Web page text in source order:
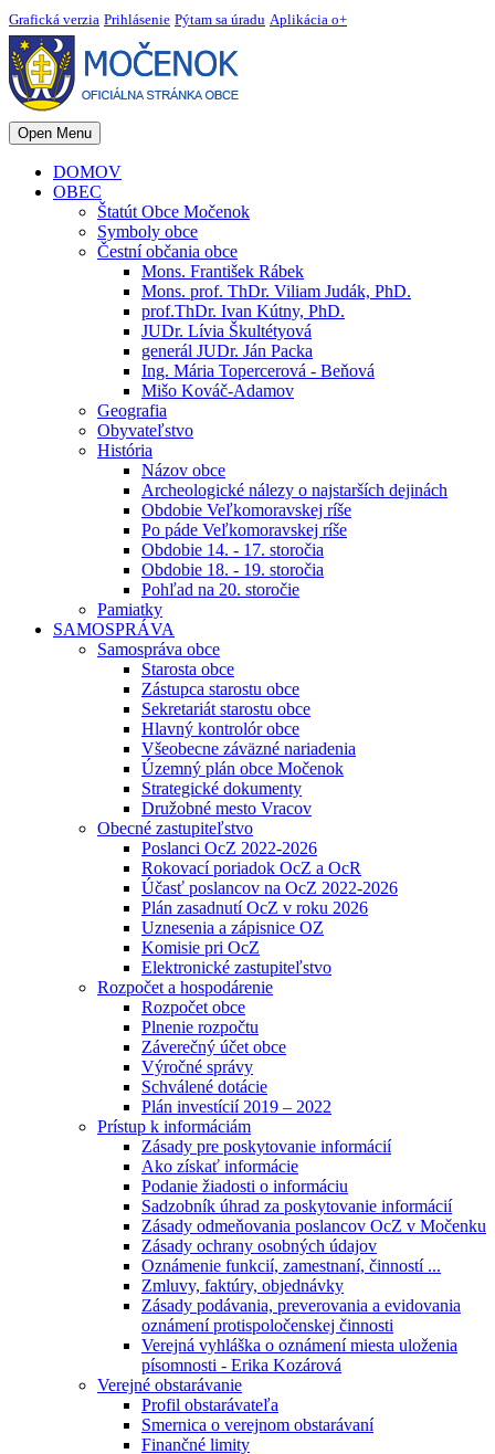
Grafická verzia Prihlásenie Pýtam sa úradu Aplikácia o+
Open Menu
DOMOV
OBEC
Štatút Obce Močenok
Symboly obce
Čestní občania obce
Mons. František Rábek
Mons. prof. ThDr. Viliam Judák, PhD.
prof.ThDr. Ivan Kútny, PhD.
JUDr. Lívia Škultétyová
generál JUDr. Ján Packa
Ing. Mária Topercerová - Beňová
Mišo Kováč-Adamov
Geografia
Obyvateľstvo
História
Názov obce
Archeologické nálezy o najstarších dejinách
Obdobie Veľkomoravskej ríše
Po páde Veľkomoravskej ríše
Obdobie 14. - 17. storočia
Obdobie 18. - 19. storočia
Pohľad na 20. storočie
Pamiatky
SAMOSPRÁVA
Samospráva obce
Starosta obce
Zástupca starostu obce
Sekretariát starostu obce
Hlavný kontrolór obce
Všeobecne záväzné nariadenia
Územný plán obce Močenok
Strategické dokumenty
Družobné mesto Vracov
Obecné zastupiteľstvo
Poslanci OcZ 2022-2026
Rokovací poriadok OcZ a OcR
Účasť poslancov na OcZ 2022-2026
Plán zasadnutí OcZ v roku 2026
Uznesenia a zápisnice OZ
Komisie pri OcZ
Elektronické zastupiteľstvo
Rozpočet a hospodárenie
Rozpočet obce
Plnenie rozpočtu
Záverečný účet obce
Výročné správy
Schválené dotácie
Plán investícií 2019 – 2022
Prístup k informáciám
Zásady pre poskytovanie informácií
Ako získať informácie
Podanie žiadosti o informáciu
Sadzobník úhrad za poskytovanie informácií
Zásady odmeňovania poslancov OcZ v Močenku
Zásady ochrany osobných údajov
Oznámenie funkcií, zamestnaní, činností ...
Zmluvy, faktúry, objednávky
Zásady podávania, preverovania a evidovania
oznámení protispoločenskej činnosti
Verejná vyhláška o oznámení miesta uloženia
písomnosti - Erika Kozárová
Verejné obstarávanie
Profil obstarávateľa
Smernica o verejnom obstarávaní
Finančné limity